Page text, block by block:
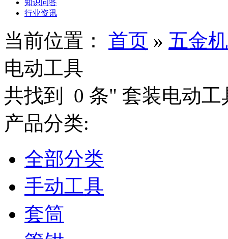
知识问答
行业资讯
当前位置： 首页 » 五金
电动工具
共找到
0 条" 套装电动
产品分类:
全部分类
手动工具
套筒